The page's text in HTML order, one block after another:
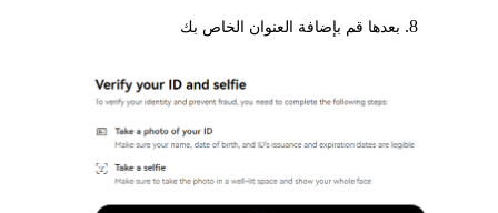
بعدها قم بإضافة العنوان الخاص بك